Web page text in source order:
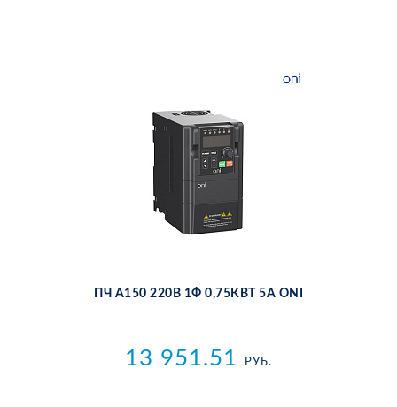
ПЧ A150 220В 1Ф 0,75КВТ 5А ONI
13 951.51 РУБ.